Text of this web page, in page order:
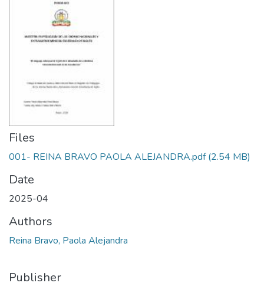
Files
001- REINA BRAVO PAOLA ALEJANDRA.pdf(2.54 MB)
Date
2025-04
Authors
Reina Bravo, Paola Alejandra
Publisher